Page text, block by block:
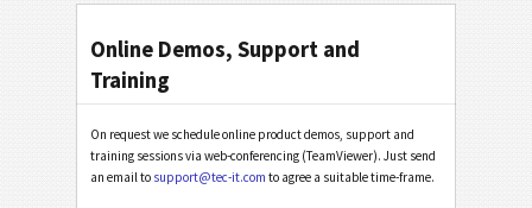
Online Demos, Support and
Training
On request we schedule online product demos, support and
training sessions via web-conferencing (TeamViewer). Just send
an email to support@tec-it.com to agree a suitable time-frame.